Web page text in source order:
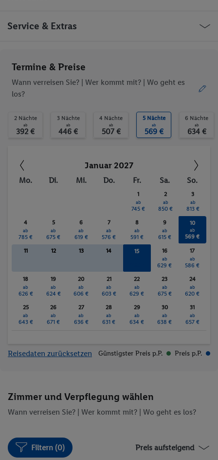
Geschäfte
Wäscheservice
Betreuung
behindertengerecht
Restaurant
Bar
Aufzug
Aerobic
Fitnessstudio
Irland Dublin O'Connell Street
Service & Extras
entspricht, erfrage bitte vor der Buchung im Service Center.
Termine & Preise
Wann verreisen Sie? | Wer kommt mit? | Wo geht es
los?
2 Nächte
ab
392 €
3 Nächte
ab
446 €
4 Nächte
ab
507 €
5 Nächte
ab
569 €
6 Nächte
ab
634 €
Januar 2027
Mo. Di. Mi. Do. Fr. Sa. So.
1
ab
745 €
2
ab
850 €
3
ab
813 €
4
ab
785 €
5
ab
675 €
6
ab
619 €
7
ab
576 €
8
ab
591 €
9
ab
615 €
10
ab
569 €
11 12 13 14 15 16
ab
629 €
17
ab
586 €
18
ab
626 €
19
ab
624 €
20
ab
606 €
21
ab
603 €
22
ab
629 €
23
ab
675 €
24
ab
620 €
25
ab
643 €
26
ab
671 €
27
ab
636 €
28
ab
631 €
29
ab
634 €
30
ab
638 €
31
ab
657 €
Reisedaten zurücksetzen Günstigster Preis p.P. Preis p.P.
Zimmer und Verpflegung wählen
Wann verreisen Sie? | Wer kommt mit? | Wo geht es los?
Filtern (0) Preis aufsteigend